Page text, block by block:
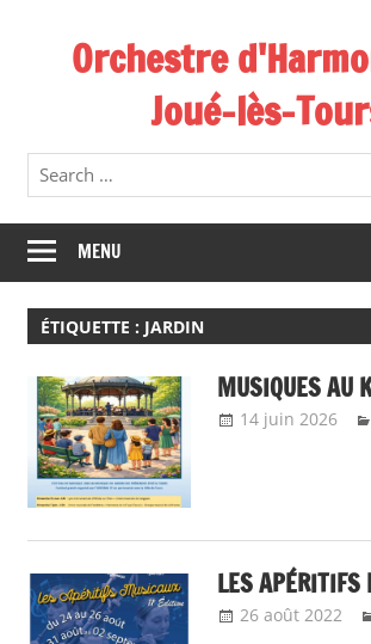
Orchestre
Joué-lès-
MENU
ÉTIQUETTE : JARDIN
MUSIQUES AU
14 juin 2026
LES APÉRITIFS
26 août 2022